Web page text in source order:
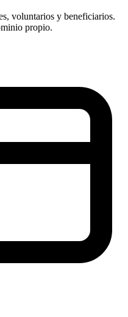
voluntarios y beneficiarios.
propio.